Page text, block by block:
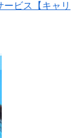
ビス【キャリ